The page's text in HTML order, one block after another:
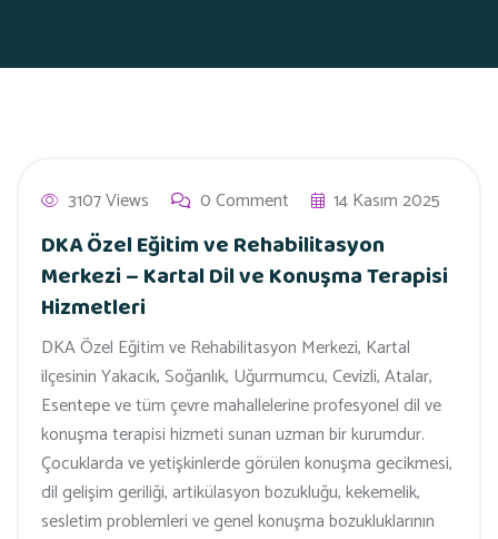
3107 Views 0 Comment 14 Kasım 2025
DKA Özel Eğitim ve Rehabilitasyon
Merkezi – Kartal Dil ve Konuşma Terapisi
Hizmetleri
DKA Özel Eğitim ve Rehabilitasyon Merkezi, Kartal
ilçesinin Yakacık, Soğanlık, Uğurmumcu, Cevizli, Atalar,
Esentepe ve tüm çevre mahallelerine profesyonel dil ve
konuşma terapisi hizmeti sunan uzman bir kurumdur.
Çocuklarda ve yetişkinlerde görülen konuşma gecikmesi,
dil gelişim geriliği, artikülasyon bozukluğu, kekemelik,
sesletim problemleri ve genel konuşma bozukluklarının